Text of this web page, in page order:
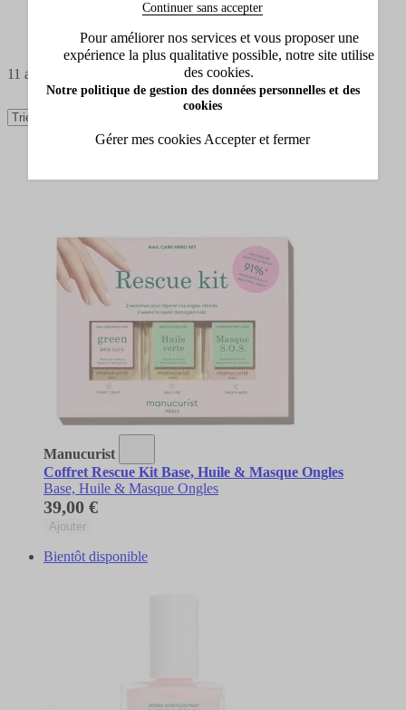
11 articles
Bientôt disponible
Manucurist
Coffret Rescue Kit Base, Huile & Masque Ongles
Base, Huile & Masque Ongles
39,00 €
Ajouter
Bientôt disponible
Continuer sans accepter
Pour améliorer nos services et vous proposer une
expérience la plus qualitative possible, notre site utilise
des cookies.
Notre politique de gestion des données personnelles et des
cookies
Gérer mes cookies Accepter et fermer